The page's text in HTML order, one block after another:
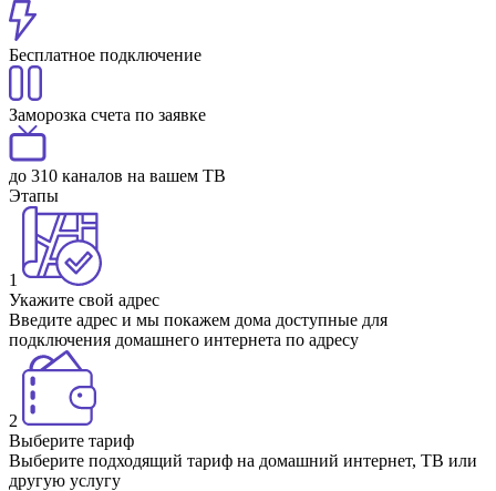
Бесплатное подключение
Заморозка счета по заявке
до 310 каналов на вашем ТВ
Этапы
1
Укажите свой адрес
Введите адрес и мы покажем дома доступные для
подключения домашнего интернета по адресу
2
Выберите тариф
Выберите подходящий тариф на домашний интернет, ТВ или
другую услугу